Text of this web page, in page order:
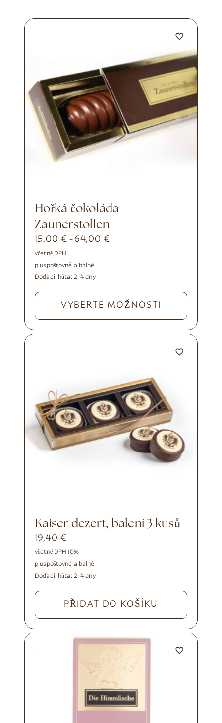
Hořká čokoláda
Zaunerstollen
15,00 € - 64,00€
včetně DPH
pluspoštovné a balné
Dodací lhůta: 2–4 dny
VYBERTE MOŽNOSTI
Kaiser dezert, balení 3 kusů
19,40 €
včetně DPH 10%
pluspoštovné a balné
Dodací lhůta: 2–4 dny
PŘIDAT DO KOŠÍKU